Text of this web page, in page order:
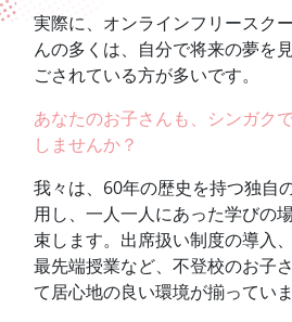
実際に、オンラインフリースク
んの多くは、自分で将来の夢を
ごされている方が多いです。
あなたのお子さんも、シンガク
しませんか？
我々は、60年の歴史を持つ独自
用し、一人一人にあった学びの
束します。出席扱い制度の導入
最先端授業など、不登校のお子
て居心地の良い環境が揃っていま